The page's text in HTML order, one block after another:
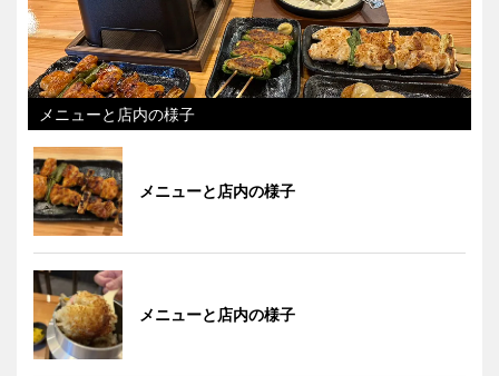
メニューと店内の様子
メニューと店内の様子
メニューと店内の様子